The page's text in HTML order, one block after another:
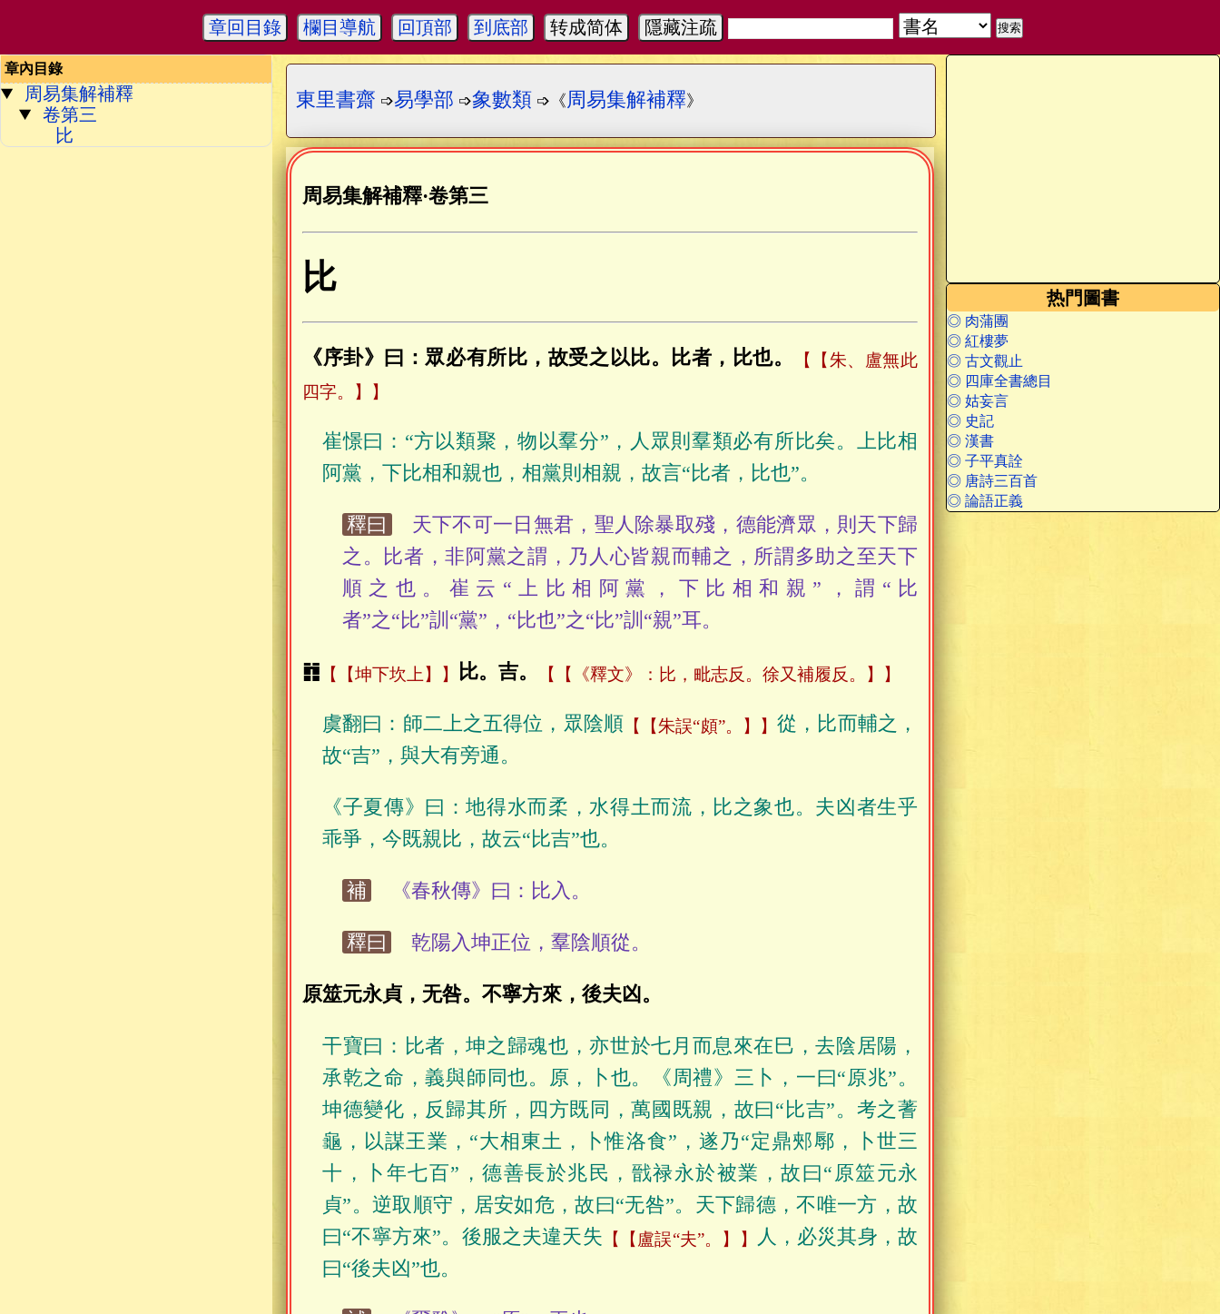
章回目錄 欄目導航 回頂部 到底部 转成简体 隱藏注疏
章內目錄
周易集解補釋
卷第三
比
热門圖書
◎ 肉蒲團
◎ 紅樓夢
◎ 古文觀止
◎ 四庫全書總目
◎ 姑妄言
◎ 史記
◎ 漢書
◎ 子平真詮
◎ 唐詩三百首
◎ 論語正義
東里書齋 ➩易學部 ➩象數類 ➩《周易集解補釋》
周易集解補釋·卷第三
比
《序卦》曰：眾必有所比，故受之以比。比者，比也。
【朱、盧無此
四字。】
崔憬曰：“方以類聚，物以羣分”，人眾則羣類必有所比矣。上比相
阿黨，下比相和親也，相黨則相親，故言“比者，比也”。
釋曰
天下不可一日無君，聖人除暴取殘，德能濟眾，則天下歸
之。比者，非阿黨之謂，乃人心皆親而輔之，所謂多助之至天下
順之也。崔云“上比相阿黨，下比相和親”，謂“比
者”之“比”訓“黨”，“比也”之“比”訓“親”耳。
䷇ 【坤下坎上】 比。吉。 【《釋文》：比，毗志反。徐又補履反。】
虞翻曰：師二上之五得位，眾陰順 【朱誤“頗”。】
從，比而輔之，
故“吉”，與大有旁通。
《子夏傳》曰：地得水而柔，水得土而流，比之象也。夫凶者生乎
乖爭，今既親比，故云“比吉”也。
補 《春秋傳》曰：比入。
釋曰 乾陽入坤正位，羣陰順從。
原筮元永貞，无咎。不寧方來，後夫凶。
干寶曰：比者，坤之歸魂也，亦世於七月而息來在巳，去陰居陽，
承乾之命，義與師同也。原，卜也。《周禮》三卜，一曰“原兆”。
坤德變化，反歸其所，四方既同，萬國既親，故曰“比吉”。考之蓍
龜，以謀王業，“大相東土，卜惟洛食”，遂乃“定鼎郟鄏，卜世三
十，卜年七百”，德善長於兆民，戩禄永於被業，故曰“原筮元永
貞”。逆取順守，居安如危，故曰“无咎”。天下歸德，不唯一方，故
曰“不寧方來”。後服之夫違天失
【盧誤“夫”。】
人，必災其身，故
曰“後夫凶”也。